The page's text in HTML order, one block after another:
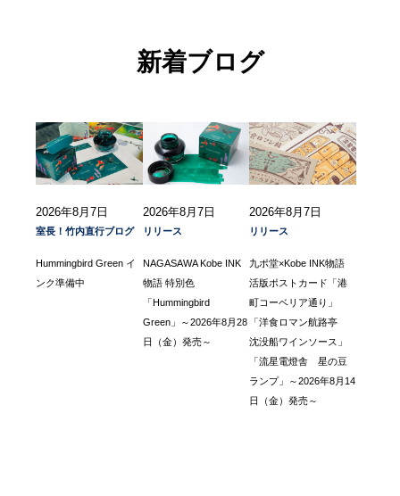
新着ブログ
2026年8月7日
室長！竹内直行ブログ
Hummingbird Green イ
ンク準備中
2026年8月7日
リリース
NAGASAWA Kobe INK
物語 特別色
「Hummingbird
Green」～2026年8月28
日（金）発売～
2026年8月7日
リリース
九ポ堂×Kobe INK物語
活版ポストカード「港
町コーベリア通り」
「洋食ロマン航路亭
沈没船ワインソース」
「流星電燈舎 星の豆
ランプ」～2026年8月14
日（金）発売～